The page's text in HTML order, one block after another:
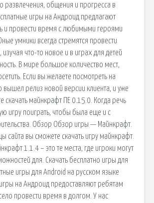
развлечения, общения и прогресса в
игры на Андроид предлагают
и провести время с любимыми героями
умники всегда стремятся провести
что-то новое и в играх для детей
В мире большое количество мест,
Если вы желаете посмотреть на
вышел релиз новой версии клиента, и уже
скачать майнкрафт ПЕ 0.15.0. Когда речь
игру поиграть, чтобы была еще и с
Обзор Обзор игры — Майнкрафт.
сайта вы сможете скачать игру майнкрафт.
1.1.4 – это те места, где игроки могут
для. Скачать бесплатно игры для
игры для Android на русском языке
на Андроид предоставляют ребятам
провести время в долгом. У нас